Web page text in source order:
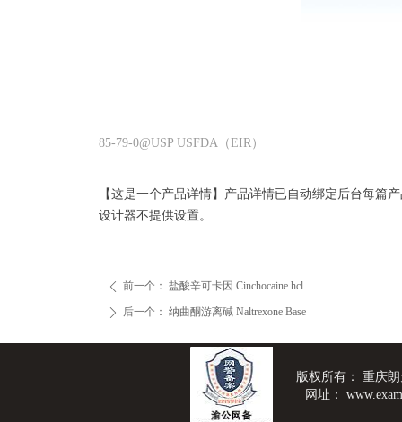
85-79-0@USP USFDA（EIR）
ꄴ 前一个： 盐酸辛可卡因 Cinchocaine hcl
ꄲ 后一个： 纳曲酮游离碱 Naltrexone Base
【这是一个产品详情】产品详情已自动绑定后台每篇
设计器不提供设置。
版权所有：
重庆
网址：